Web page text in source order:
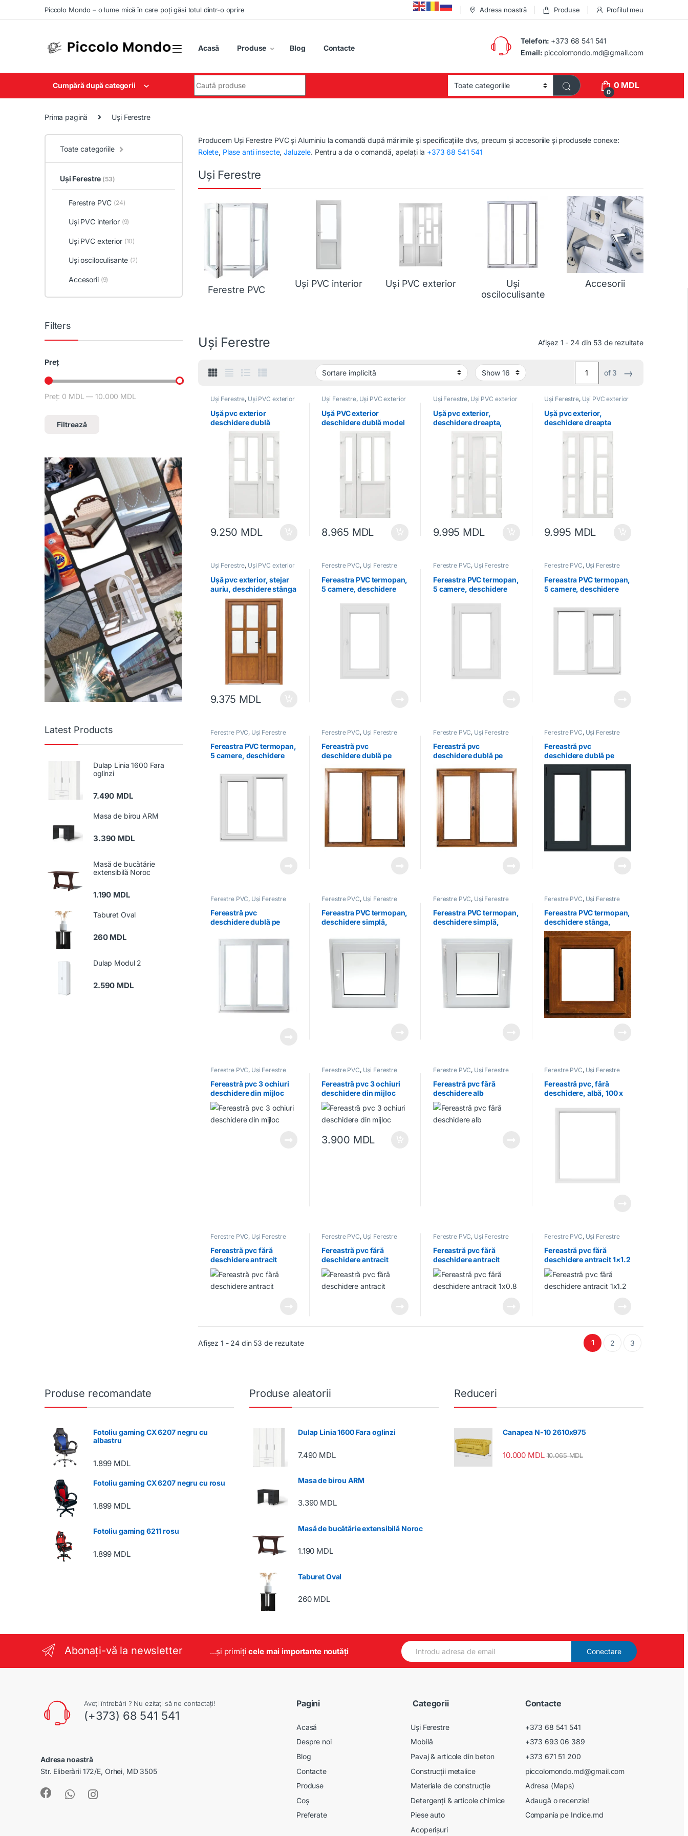
Skip to navigation
Skip to contentPiccolo Mondo – o lume mică în care poți găsi totul dintr-o oprire Adresa noastră Produse Profilul meu
Acasă Produse Blog Contacte
Telefon: +373 68 541 541
Email: piccolomondo.md@gmail.com
Cumpără după categorii
0
0 MDL
Prima pagină Uși Ferestre
Producem Uși Ferestre PVC și Aluminiu la comandă după mărimile și specificațiile dvs, precum și accesoriile și produsele conexe:
Rolete, Plase anti insecte,Jaluzele. Pentru a da o comandă, apelați la +373 68 541 541
Uși Ferestre
Ferestre PVC
Uși PVC interior Uși PVC exterior
Uși
osciloculisante
Accesorii
Uși Ferestre Afișez 1 - 24 din 53 de rezultate
of 3 →
Uși Ferestre, Uși PVC exterior
Ușă pvc exterior
deschidere dublă
9.250 MDL
Uși Ferestre, Uși PVC exterior
Ușă PVC exterior
deschidere dublă model
8.965 MDL
Uși Ferestre, Uși PVC exterior
Ușă pvc exterior,
deschidere dreapta,
culoare albă
9.995 MDL
Uși Ferestre, Uși PVC exterior
Ușă pvc exterior,
deschidere dreapta
9.995 MDL
Uși Ferestre, Uși PVC exterior
Ușă pvc exterior, stejar
auriu, deschidere stânga
9.375 MDL
Ferestre PVC, Uși Ferestre
Fereastra PVC termopan,
5 camere, deschidere
Ferestre PVC, Uși Ferestre
Fereastra PVC termopan,
5 camere, deschidere
Ferestre PVC, Uși Ferestre
Fereastra PVC termopan,
5 camere, deschidere
Ferestre PVC, Uși Ferestre
Fereastra PVC termopan,
5 camere, deschidere
Ferestre PVC, Uși Ferestre
Fereastră pvc
deschidere dublă pe
auriu
Ferestre PVC, Uși Ferestre
Fereastră pvc
deschidere dublă pe
auriu
Ferestre PVC, Uși Ferestre
Fereastră pvc
deschidere dublă pe
stanga culoare antracit
Ferestre PVC, Uși Ferestre
Fereastră pvc
deschidere dublă pe
Ferestre PVC, Uși Ferestre
Fereastra PVC termopan,
deschidere simplă,
Ferestre PVC, Uși Ferestre
Fereastra PVC termopan,
deschidere simplă,
Ferestre PVC, Uși Ferestre
Fereastra PVC termopan,
deschidere stânga,
stejar auriu
Ferestre PVC, Uși Ferestre
Fereastră pvc 3 ochiuri
deschidere din mijloc
Ferestre PVC, Uși Ferestre
Fereastră pvc 3 ochiuri
deschidere din mijloc
3.900 MDL
Ferestre PVC, Uși Ferestre
Fereastră pvc fără
deschidere alb
Ferestre PVC, Uși Ferestre
Fereastră pvc, fără
deschidere, albă, 100 x
Ferestre PVC, Uși Ferestre
Fereastră pvc fără
deschidere antracit
Ferestre PVC, Uși Ferestre
Fereastră pvc fără
deschidere antracit
Ferestre PVC, Uși Ferestre
Fereastră pvc fără
deschidere antracit
1×0.8
Ferestre PVC, Uși Ferestre
Fereastră pvc fără
deschidere antracit 1×1.2
Afișez 1 - 24 din 53 de rezultate 1 2 3
Toate categoriile
Uși Ferestre (53)
Ferestre PVC (24)
Uși PVC interior (9)
Uși PVC exterior (10)
Uși osciloculisante (2)
Accesorii (9)
Filters
Preț
Preț minim
Preț maxim
Filtrează
Preț: 0 MDL — 10.000 MDL
Latest Products
Dulap Linia 1600 Fara
oglinzi
7.490 MDL
Masa de birou ARM
3.390 MDL
Masă de bucătărie
extensibilă Noroc
1.190 MDL
Taburet Oval
260 MDL
Dulap Modul 2
2.590 MDL
Produse recomandate
Fotoliu gaming CX 6207 negru cu
albastru
1.899 MDL
Fotoliu gaming CX 6207 negru cu rosu
1.899 MDL
Fotoliu gaming 6211 rosu
1.899 MDL
Produse aleatorii
Dulap Linia 1600 Fara oglinzi
7.490 MDL
Masa de birou ARM
3.390 MDL
Masă de bucătărie extensibilă Noroc
1.190 MDL
Taburet Oval
260 MDL
Reduceri
Canapea N-10 2610x975
10.000 MDL 10.065MDL
Abonați-vă la newsletter ...și primițicele mai importante noutăți
E
m
Conectare
Aveți întrebări ? Nu ezitați să ne contactați!
(+373) 68 541 541
Adresa noastră
Str. Eliberării 172/E, Orhei, MD 3505
Pagini
Acasă
Despre noi
Blog
Contacte
Produse
Coș
Preferate
Categorii
Uși Ferestre
Mobilă
Pavaj & articole din beton
Construcții metalice
Materiale de construcție
Detergenți & articole chimice
Piese auto
Acoperișuri
Contacte
+373 68 541 541
+373 693 06 389
+373 671 51 200
piccolomondo.md@gmail.com
Adresa (Maps)
Adaugă o recenzie!
Compania pe Indice.md